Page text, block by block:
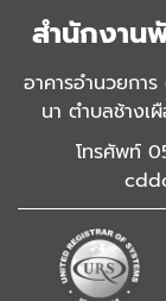
สำนักงาน
อาคารอำนวยกา
นา ตำบลช้างเ
โทรศัพท์